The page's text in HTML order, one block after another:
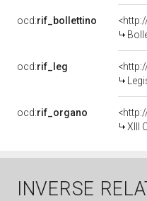
ocd:rif_bollettino
ocd:rif_leg
ocd:rif_organo
XIII
INVERSE